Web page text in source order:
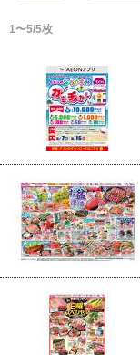
1〜5/5枚